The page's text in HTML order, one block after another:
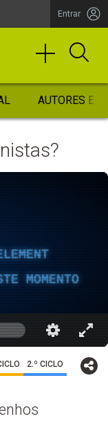
Entrar
AUTORES
MOMENTO
2.º CICLO